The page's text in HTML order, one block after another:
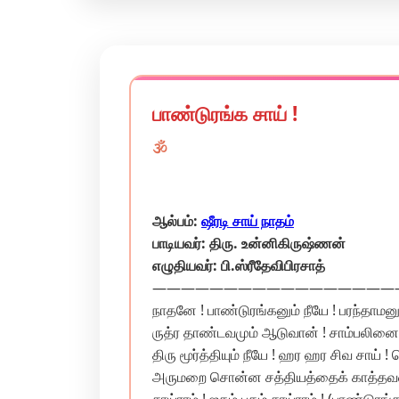
பாண்டுரங்க சாய் !
🕉️
ஆல்பம்: ஷீரடி சாய் நாதம்
பாடியவர்: திரு. உன்னிகிருஷ்ணன்
எழுதியவர்: பி.ஸ்ரீதேவிபிரசாத்
நாதனே ! பாண்டுரங்கனும் நீயே !
ருத்ர‌ தாண்டவமும் ஆடுவான் !
திரு மூர்த்தியும் நீயே ! ஹர ஹர சிவ
அருமறை சொன்ன சத்தியத்தைக் காத்தவன்